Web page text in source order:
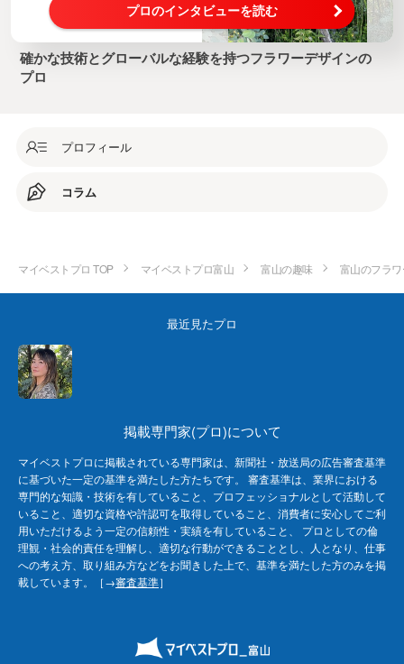
プロのインタビューを読む
確かな技術とグローバルな経験を持つフラワーデザインの
プロ
プロフィール
コラム
マイベストプロ TOP マイベストプロ富山 富山の趣味 富山のフラ
最近見たプロ
掲載専門家(プロ)について
マイベストプロに掲載されている専門家は、新聞社・放送局の広告審査基準
に基づいた一定の基準を満たした方たちです。 審査基準は、業界における
専門的な知識・技術を有していること、プロフェッショナルとして活動して
いること、適切な資格や許認可を取得していること、消費者に安心してご利
用いただけるよう一定の信頼性・実績を有していること、 プロとしての倫
理観・社会的責任を理解し、適切な行動ができることとし、人となり、仕事
への考え方、取り組み方などをお聞きした上で、基準を満たした方のみを掲
載しています。［→審査基準］